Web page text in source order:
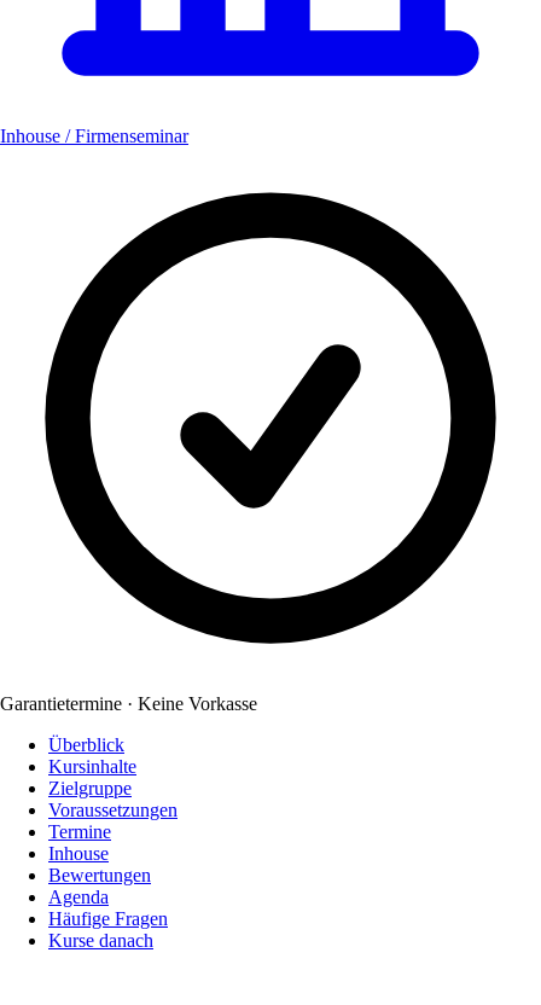
Inhouse / Firmenseminar
Garantietermine · Keine Vorkasse
Überblick
Kursinhalte
Zielgruppe
Voraussetzungen
Termine
Inhouse
Bewertungen
Agenda
Häufige Fragen
Kurse danach